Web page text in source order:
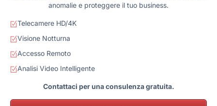
anomalie e proteggere il tuo business.
Telecamere HD/4K
Visione Notturna
Accesso Remoto
Analisi Video Intelligente
Contattaci per una consulenza gratuita.